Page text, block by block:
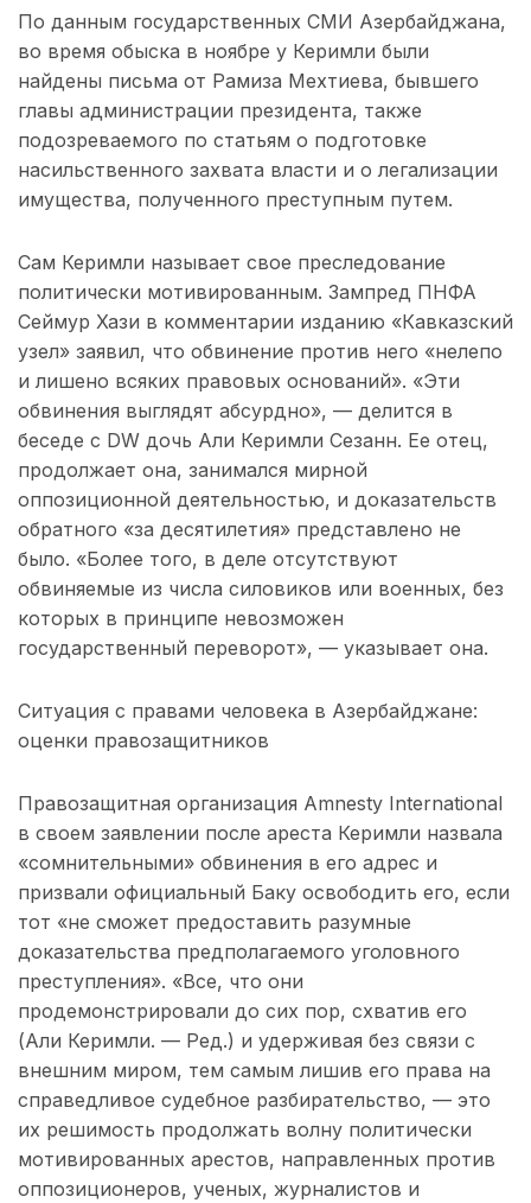
По данным государственных СМИ Азербайджана,
во время обыска в ноябре у Керимли были
найдены письма от Рамиза Мехтиева, бывшего
главы администрации президента, также
подозреваемого по статьям о подготовке
насильственного захвата власти и о легализации
имущества, полученного преступным путем.
Сам Керимли называет свое преследование
политически мотивированным. Зампред ПНФА
Сеймур Хази в комментарии изданию «Кавказский
узел» заявил, что обвинение против него «нелепо
и лишено всяких правовых оснований». «Эти
обвинения выглядят абсурдно», — делится в
беседе с DW дочь Али Керимли Сезанн. Ее отец,
продолжает она, занимался мирной
оппозиционной деятельностью, и доказательств
обратного «за десятилетия» представлено не
было. «Более того, в деле отсутствуют
обвиняемые из числа силовиков или военных, без
которых в принципе невозможен
государственный переворот», — указывает она.
Ситуация с правами человека в Азербайджане:
оценки правозащитников
Правозащитная организация Amnesty International
в своем заявлении после ареста Керимли назвала
«сомнительными» обвинения в его адрес и
призвали официальный Баку освободить его, если
тот «не сможет предоставить разумные
доказательства предполагаемого уголовного
преступления». «Все, что они
продемонстрировали до сих пор, схватив его
(Али Керимли. — Ред.) и удерживая без связи с
внешним миром, тем самым лишив его права на
справедливое судебное разбирательство, — это
их решимость продолжать волну политически
мотивированных арестов, направленных против
оппозиционеров, ученых, журналистов и